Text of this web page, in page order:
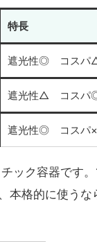
特長
遮光性◎ コスパ
遮光性△ コスパ
遮光性◎ コスパ×
ック容器です
本格的に使うな